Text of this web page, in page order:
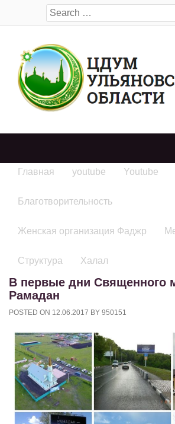
Search
for:
Главная youtube Youtube
Благотворительность
Женская организация Фаджр
Структура Халал
В первые дни Священного
Рамадан
POSTED ON 12.06.2017 BY 950151